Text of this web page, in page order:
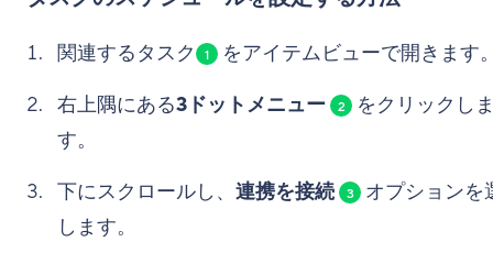
関連するタスク 1
をアイテムビューで開きます
右上隅にある3ドットメニュー 2
をクリックし
す。
下にスクロールし、 連携を接続 3
オプションを
します。